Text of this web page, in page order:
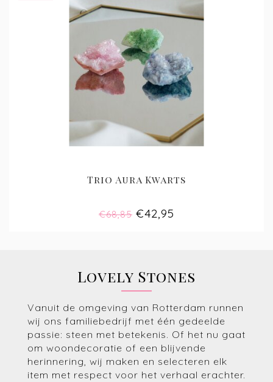
Trio Aura Kwarts
€68,85 €42,95
Lovely Stones
Vanuit de omgeving van Rotterdam runnen
wij ons familiebedrijf met één gedeelde
passie: steen met betekenis. Of het nu gaat
om woondecoratie of een blijvende
herinnering, wij maken en selecteren elk
item met respect voor het verhaal erachter.